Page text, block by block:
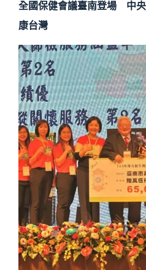
全國保健會議臺南登場 中
康台灣